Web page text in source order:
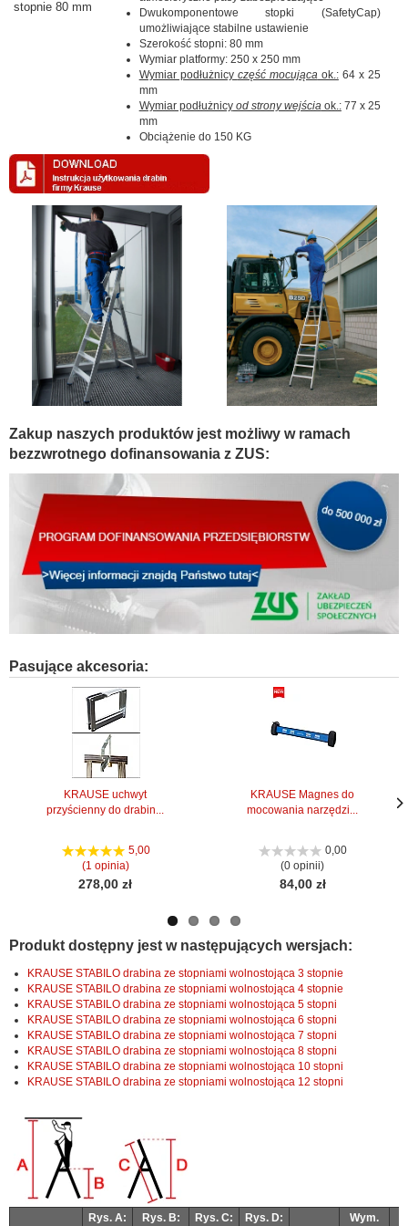
stopnie 80 mm
Dwukomponentowe stopki (SafetyCap)
umożliwiające stabilne ustawienie
Szerokość stopni: 80 mm
Wymiar platformy: 250 x 250 mm
Wymiar podłużnicy część mocującaok.:64 x 25
mm
Wymiar podłużnicyod strony wejściaok.:77 x 25
mm
Obciążenie do 150 KG
Zakup naszych produktów jest możliwy w ramach
bezzwrotnego dofinansowania z ZUS:
Pasujące akcesoria:
KRAUSE uchwyt
przyścienny do drabin...
5,00
(1 opinia)
278,00 zł
KRAUSE Magnes do
mocowania narzędzi...
0,00
(0 opinii)
84,00 zł
Produkt dostępny jest w następujących wersjach:
KRAUSE STABILO drabina ze stopniami wolnostojąca 3 stopnie
KRAUSE STABILO drabina ze stopniami wolnostojąca 4 stopnie
KRAUSE STABILO drabina ze stopniami wolnostojąca 5 stopni
KRAUSE STABILO drabina ze stopniami wolnostojąca 6 stopni
KRAUSE STABILO drabina ze stopniami wolnostojąca 7 stopni
KRAUSE STABILO drabina ze stopniami wolnostojąca 8 stopni
KRAUSE STABILO drabina ze stopniami wolnostojąca 10 stopni
KRAUSE STABILO drabina ze stopniami wolnostojąca 12 stopni
Rys. A:
Rys. B:
Rys. C:
Rys. D:
Wym.